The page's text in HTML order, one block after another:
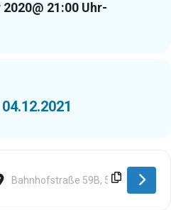
2020@ 21:00 Uhr-
Destination Address - Schwelm